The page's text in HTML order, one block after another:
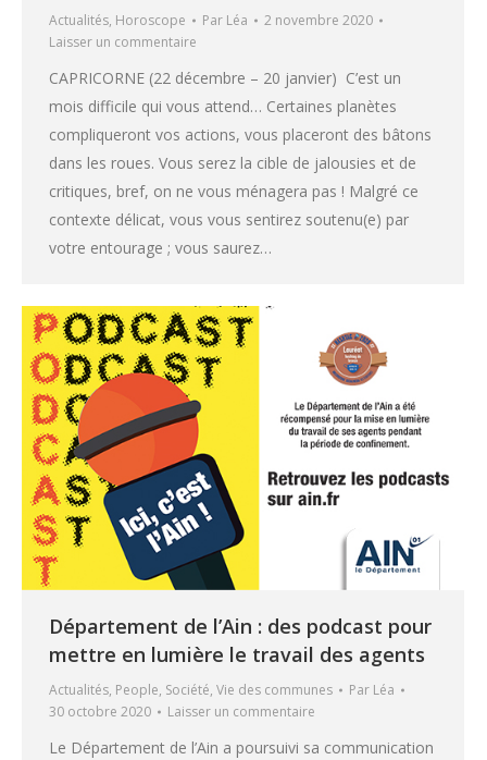
Actualités, Horoscope Par Léa
2 novembre 2020
Laisser un commentaire
CAPRICORNE (22 décembre – 20 janvier) C’est un
mois difficile qui vous attend… Certaines planètes
compliqueront vos actions, vous placeront des bâtons
dans les roues. Vous serez la cible de jalousies et de
critiques, bref, on ne vous ménagera pas ! Malgré ce
contexte délicat, vous vous sentirez soutenu(e) par
votre entourage ; vous saurez…
Département de l’Ain : des podcast pour
mettre en lumière le travail des agents
Actualités, People, Société, Vie des communes Par Léa
30 octobre 2020
Laisser un commentaire
Le Département de l’Ain a poursuivi sa communication